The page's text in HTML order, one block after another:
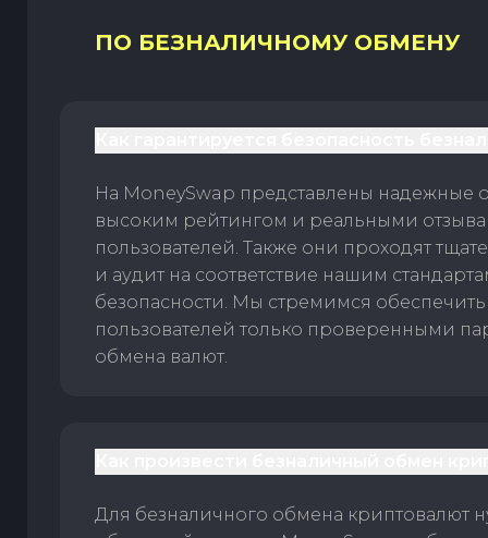
ПО БЕЗНАЛИЧНОМУ ОБМЕНУ
На MoneySwap представлены надежные
высоким рейтингом и реальными
пользователей. Также они проходят
и аудит на соответствие нашим
безопасности. Мы стремимся
пользователей только проверенными
обмена валют.
Для безналичного обмена криптовалют